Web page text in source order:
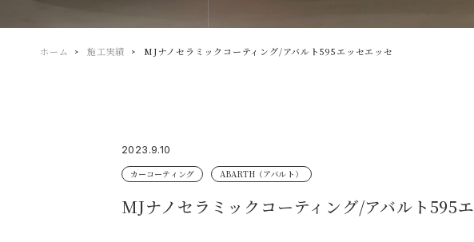
ホーム 施工実績 MJナノセラミックコーティング/アバルト595エッセエッセ
2023.9.10
カーコーティング ABARTH（アバルト）
MJナノセラミックコーティング/アバルト595